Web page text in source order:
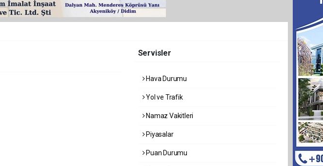
Servisler
Hava Durumu
Yol ve Trafik
Namaz Vakitleri
Piyasalar
Puan Durumu